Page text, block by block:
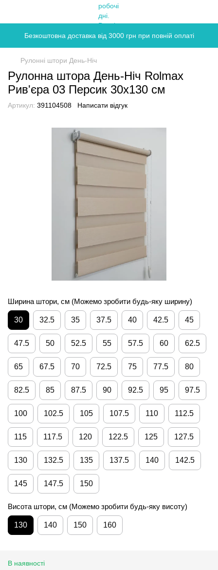
Безкоштовна доставка від 3000 грн при повній оплаті
Рулонні штори День-Ніч
Рулонна штора День-Ніч Rolmax
Рив'єра 03 Персик 30х130 см
Артикул: 391104508 Написати відгук
Ширина штори, см (Можемо зробити будь-яку ширину)
30 32.5 35 37.5 40 42.5 45
47.5 50 52.5 55 57.5 60 62.5
65 67.5 70 72.5 75 77.5 80
82.5 85 87.5 90 92.5 95 97.5
100 102.5 105 107.5 110 112.5
115 117.5 120 122.5 125 127.5
130 132.5 135 137.5 140 142.5
145 147.5 150
Висота штори, см (Можемо зробити будь-яку висоту)
130 140 150 160
В наявності